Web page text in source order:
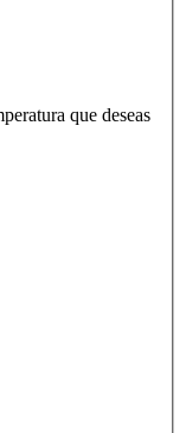
que deseas